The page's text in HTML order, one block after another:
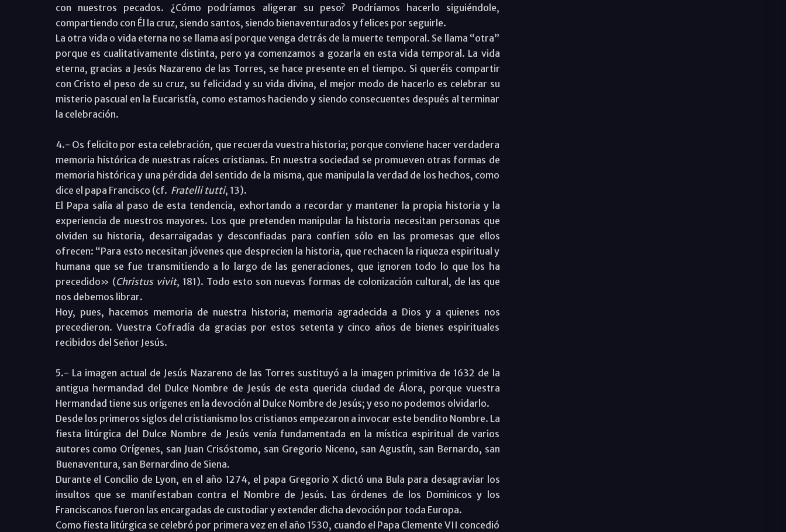
con nuestros pecados. ¿Cómo podríamos aligerar su peso? Podríamos hacerlo siguiéndole,
compartiendo con Él la cruz, siendo santos, siendo bienaventurados y felices por seguirle.
La otra vida o vida eterna no se llama así porque venga detrás de la muerte temporal. Se llama “otra”
porque es cualitativamente distinta, pero ya comenzamos a gozarla en esta vida temporal. La vida
eterna, gracias a Jesús Nazareno de las Torres, se hace presente en el tiempo. Si queréis compartir
con Cristo el peso de su cruz, su felicidad y su vida divina, el mejor modo de hacerlo es celebrar su
misterio pascual en la Eucaristía, como estamos haciendo y siendo consecuentes después al terminar
la celebración.
4.- Os felicito por esta celebración, que recuerda vuestra historia; porque conviene hacer verdadera
memoria histórica de nuestras raíces cristianas. En nuestra sociedad se promueven otras formas de
memoria histórica y una pérdida del sentido de la misma, que manipula la verdad de los hechos, como
dice el papa Francisco (cf. Fratelli tutti, 13).
El Papa salía al paso de esta tendencia, exhortando a recordar y mantener la propia historia y la
experiencia de nuestros mayores. Los que pretenden manipular la historia necesitan personas que
olviden su historia, desarraigadas y desconfiadas para confíen sólo en las promesas que ellos
ofrecen: “Para esto necesitan jóvenes que desprecien la historia, que rechacen la riqueza espiritual y
humana que se fue transmitiendo a lo largo de las generaciones, que ignoren todo lo que los ha
precedido» (Christus vivit, 181). Todo esto son nuevas formas de colonización cultural, de las que
nos debemos librar.
Hoy, pues, hacemos memoria de nuestra historia; memoria agradecida a Dios y a quienes nos
precedieron. Vuestra Cofradía da gracias por estos setenta y cinco años de bienes espirituales
recibidos del Señor Jesús.
5.- La imagen actual de Jesús Nazareno de las Torres sustituyó a la imagen primitiva de 1632 de la
antigua hermandad del Dulce Nombre de Jesús de esta querida ciudad de Álora, porque vuestra
Hermandad tiene sus orígenes en la devoción al Dulce Nombre de Jesús; y eso no podemos olvidarlo.
Desde los primeros siglos del cristianismo los cristianos empezaron a invocar este bendito Nombre. La
fiesta litúrgica del Dulce Nombre de Jesús venía fundamentada en la mística espiritual de varios
autores como Orígenes, san Juan Crisóstomo, san Gregorio Niceno, san Agustín, san Bernardo, san
Buenaventura, san Bernardino de Siena.
Durante el Concilio de Lyon, en el año 1274, el papa Gregorio X dictó una Bula para desagraviar los
insultos que se manifestaban contra el Nombre de Jesús. Las órdenes de los Dominicos y los
Franciscanos fueron las encargadas de custodiar y extender dicha devoción por toda Europa.
Como fiesta litúrgica se celebró por primera vez en el año 1530, cuando el Papa Clemente VII concedió